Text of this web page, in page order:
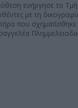
ενήργησε το
με τη
που